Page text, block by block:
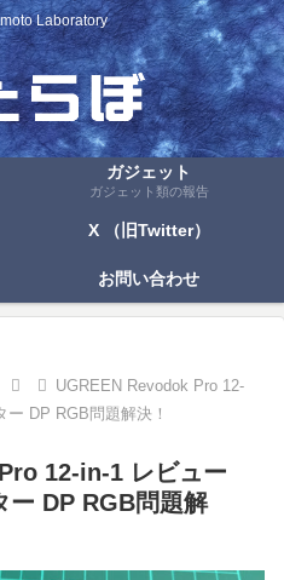
Laboratory
ガジェット
ガジェット類の報告
X （旧Twitter）
お問い合わせ
UGREEN Revodok Pro 12-
DP RGB問題解決！
12-in-1 レビュー
ー DP RGB問題解